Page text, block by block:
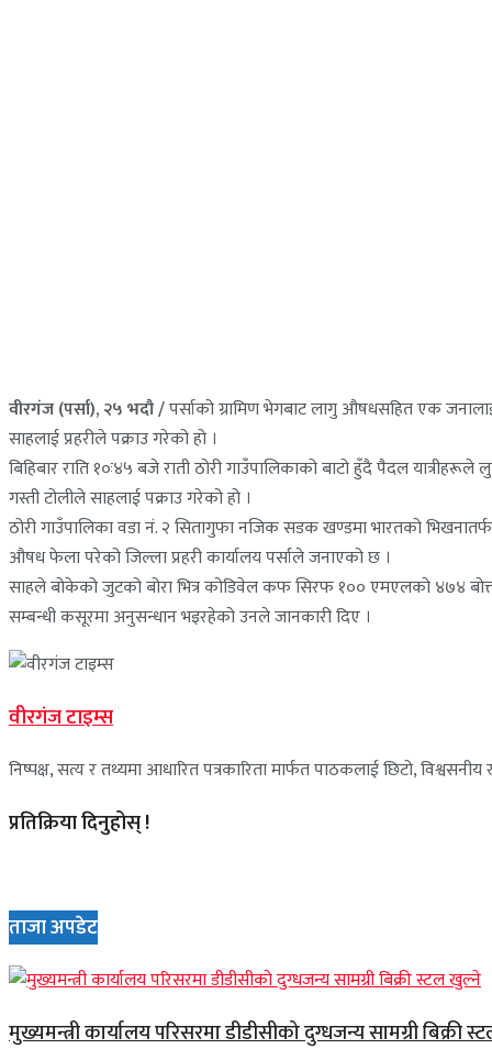
वीरगंज (पर्सा), २५ भदौ /पर्साको ग्रामिण भेगबाट लागु औषधसहित एक
साहलाई प्रहरीले पक्राउ गरेको हो ।
बिहिबार राति १०ः४५ बजे राती ठोरी गाउँपालिकाको बाटो हुँदै पैदल
गस्ती टोलीले साहलाई पक्राउ गरेको हो ।
ठोरी गाउँपालिका वडा नं. २ सितागुफा नजिक सडक खण्डमा भारतको
औषध फेला परेको जिल्ला प्रहरी कार्यालय पर्साले जनाएको छ ।
साहले बोकेको जुटको बोरा भित्र कोडिवेल कफ सिरफ १०० एमएलको ४७४
सम्बन्धी कसूरमा अनुसन्धान भइरहेको उनले जानकारी दिए ।
वीरगंज टाइम्स
निष्पक्ष, सत्य र तथ्यमा आधारित पत्रकारिता मार्फत पाठकलाई छिटो,
प्रतिक्रिया दिनुहोस् !
ताजा अपडेट
मुख्यमन्त्री कार्यालय परिसरमा डीडीसीको दुग्धजन्य सामग्री बिक्री